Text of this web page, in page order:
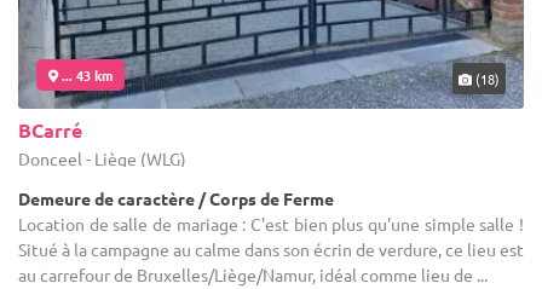
... 43 km (18)
BCarré
Donceel - Liège (WLG)
Demeure de caractère / Corps de Ferme
Location de salle de mariage : C'est bien plus qu'une simple salle !
Situé à la campagne au calme dans son écrin de verdure, ce lieu est
au carrefour de Bruxelles/Liège/Namur, idéal comme lieu de ...